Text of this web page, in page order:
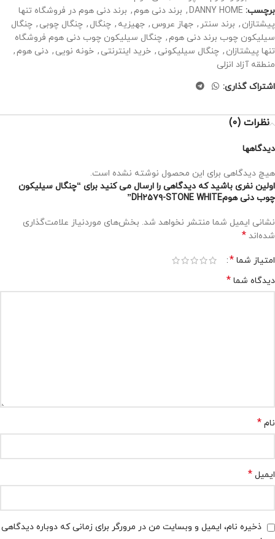
برچسب: DANNY HOME
, برند دنی هوم, برند دنی هوم در فروشگاه تنها
پیشتازان , برند سنتر , جهاز عروس , جهیزیه , چنگال , چنگال چوبی , چنگال
سیلیکون چوب برند دنی هوم, چنگال سیلیکون چوب دنی هوم فروشگاه
تنها پیشتازان , چنگال سیلیکونی , خرید اینترنتی , خونه نویی , دنی هوم,
منطقه آزاد انزلی
اشتراک گذاری:
نظرات (0)
دیدگاهها
هیچ دیدگاهی برای این محصول نوشته نشده است.
اولین نفری باشید که دیدگاهی را ارسال می کنید برای “چنگال سیلیکون
چوب دنی هومDH۲۵۷۹-STONE WHITE”
نشانی ایمیل شما منتشر نخواهد شد. بخش‌های موردنیاز علامت‌گذاری
شده‌اند *
امتیاز شما *
دیدگاه شما *
نام *
ایمیل *
ذخیره نام، ایمیل و وبسایت من در مرورگر برای زمانی که دوباره دیدگاهی